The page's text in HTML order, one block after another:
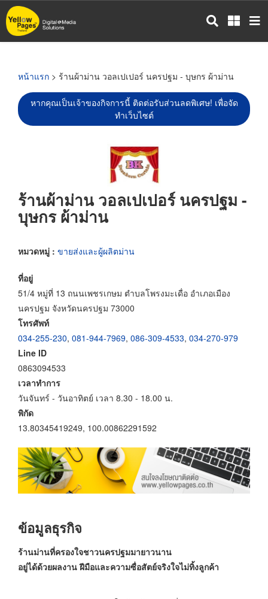
ข้าม
ไป
หน้าแรก > ร้านผ้าม่าน วอลเปเปอร์ นครปฐม - บุษกร ผ้าม่าน
หากคุณเป็นเจ้าของกิจการนี้ ติดต่อรับส่วนลดพิเศษ! เพื่อจัด
ทำเว็บไซต์
ร้านผ้าม่าน วอลเปเปอร์ นครปฐม -
บุษกร ผ้าม่าน
หมวดหมู่ : ขายส่งและผู้ผลิตม่าน
ที่อยู่
51/4 หมู่ที่ 13 ถนนเพชรเกษม ตำบลโพรงมะเดื่อ อำเภอเมือง
นครปฐม จังหวัดนครปฐม 73000
โทรศัพท์
034-255-230, 081-944-7969, 086-309-4533, 034-270-979
Line ID
0863094533
เวลาทำการ
วันจันทร์ - วันอาทิตย์ เวลา 8.30 - 18.00 น.
พิกัด
13.80345419249, 100.00862291592
ข้อมูลธุรกิจ
ร้านม่านที่ครองใจชาวนครปฐมมายาวนาน
อยู่ได้ด้วยผลงาน ฝีมือและความซื่อสัตย์จริงใจไม่ทิ้งลูกค้า